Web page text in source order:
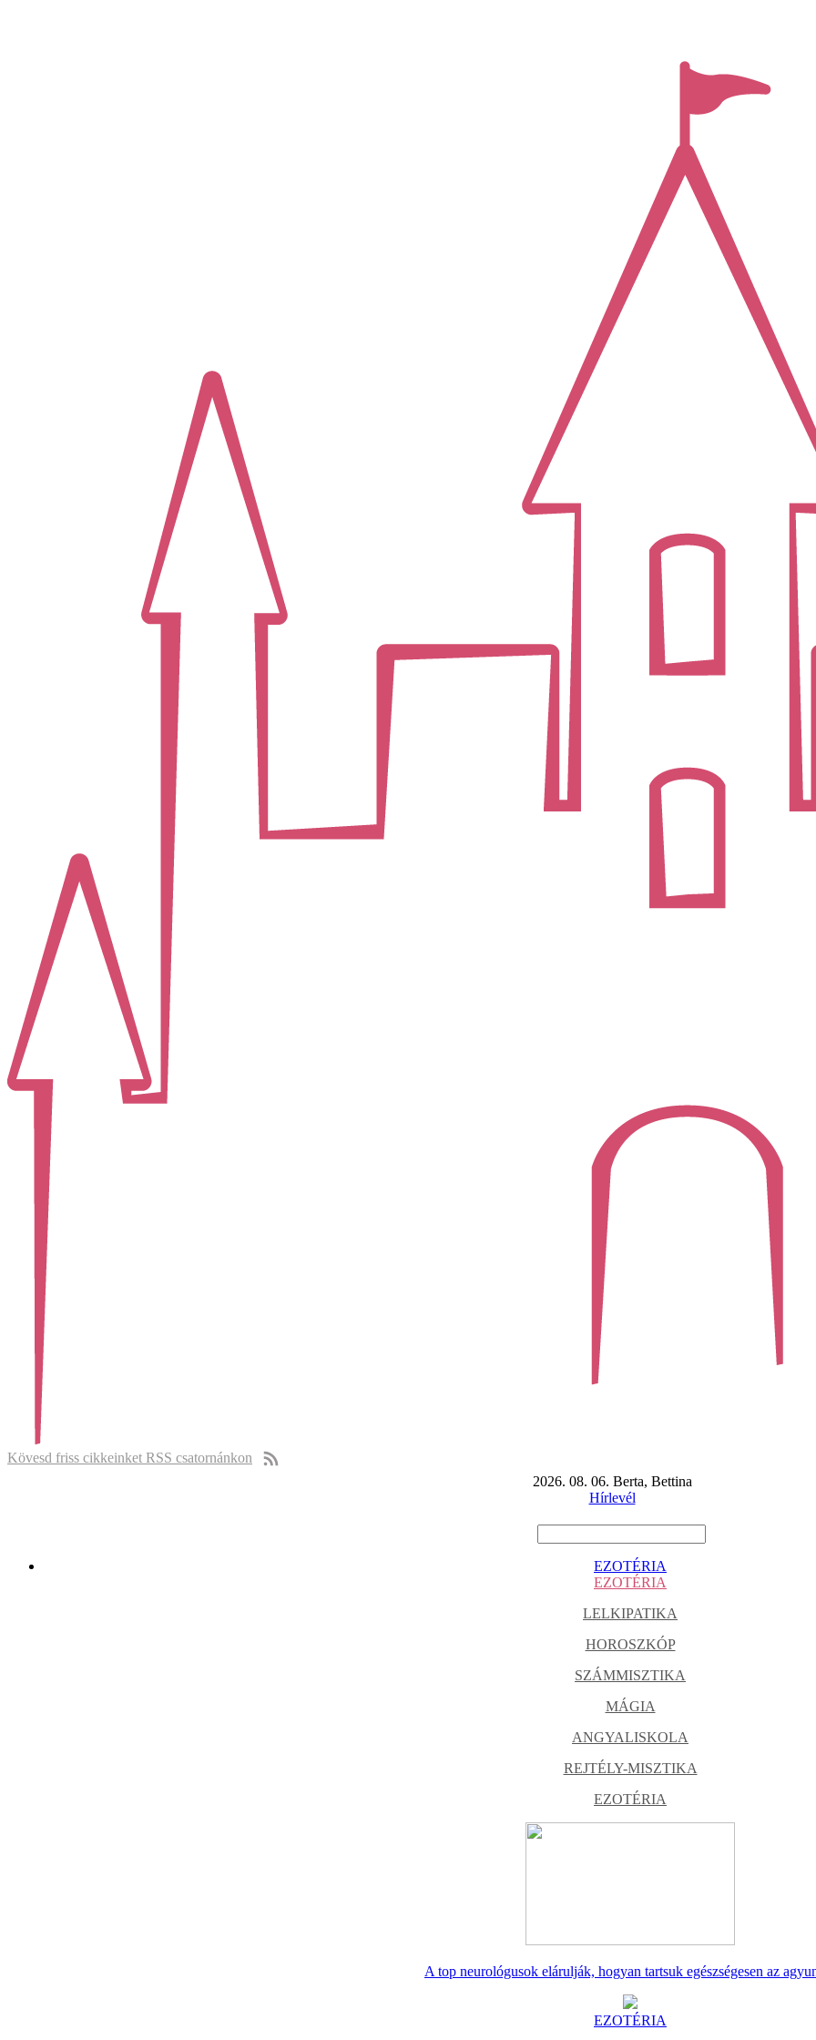
Kövesd friss cikkeinket RSS csatornánkon
2026. 08. 06. Berta, Bettina
Hírlevél
EZOTÉRIA
EZOTÉRIA
LELKIPATIKA
HOROSZKÓP
SZÁMMISZTIKA
MÁGIA
ANGYALISKOLA
REJTÉLY-MISZTIKA
EZOTÉRIA
A top neurológusok elárulják, hogyan tartsuk egészségesen az
EZOTÉRIA